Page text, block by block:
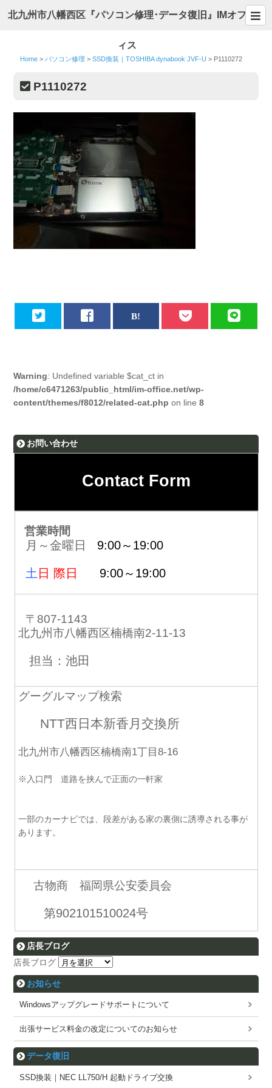
北九州市八幡西区『パソコン修理･データ復旧』IMオフ
ィス
Home > パソコン修理 >SSD換装｜TOSHIBA dynabook JVF-U > P1110272
P1110272
Warning: Undefined variable $cat_ct in
/home/c6471263/public_html/im-office.net/wp-
content/themes/f8012/related-cat.php on line8
お問い合わせ
Contact Form
営業時間
月～金曜日 9:00～19:00
土 日 際日 9:00～19:00
〒807-1143
北九州市八幡西区楠橋南2-11-13
担当：池田
グーグルマップ検索
NTT西日本新香月交換所
北九州市八幡西区楠橋南1丁目8-16
※入口門 道路を挟んで正面の一軒家
一部のカーナビでは、段差がある家の裏側に誘導される事が
あります。
古物商 福岡県公安委員会
第902101510024号
店長ブログ
店長ブログ
お知らせ
Windowsアップグレードサポートについて
出張サービス料金の改定についてのお知らせ
データ復旧
SSD換装｜NEC LL750/H 起動ドライブ交換